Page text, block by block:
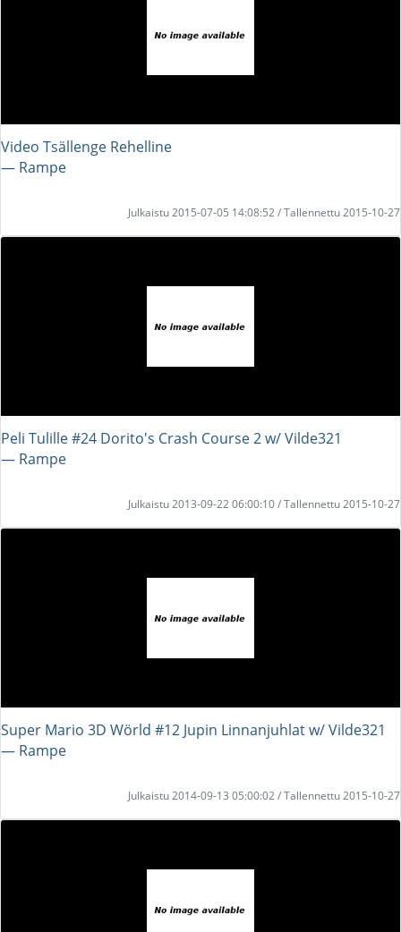
Video Tsällenge Rehelline
― Rampe
Julkaistu 2015-07-05 14:08:52 / Tallennettu 2015-10-27
Peli Tulille #24 Dorito's Crash Course 2 w/ Vilde321
― Rampe
Julkaistu 2013-09-22 06:00:10 / Tallennettu 2015-10-27
Super Mario 3D Wörld #12 Jupin Linnanjuhlat w/ Vilde321
― Rampe
Julkaistu 2014-09-13 05:00:02 / Tallennettu 2015-10-27